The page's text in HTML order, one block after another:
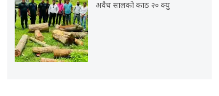
अवैध सालको काठ २० क्यु